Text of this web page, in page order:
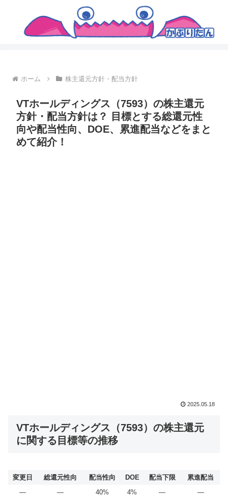
ホーム 株主還元方針・配当方針
VTホールディングス（7593）の株主還元
方針・配当方針は？ 目標とする総還元性
向や配当性向、DOE、累進配当などをまと
めて紹介！
2025.05.18
VTホールディングス（7593）の株主還元
に関する目標等の推移
変更日 総還元性向 配当性向 DOE 配当下限
累進配当
―
― 40% 4% ― ―